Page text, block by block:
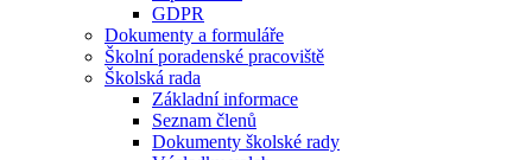
GDPR
Dokumenty a formuláře
Školní poradenské pracoviště
Školská rada
Základní informace
Seznam členů
Dokumenty školské rady